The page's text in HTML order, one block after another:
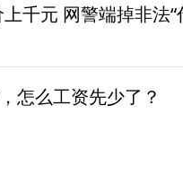
千元 网警端掉非法“
怎么工资先少了？